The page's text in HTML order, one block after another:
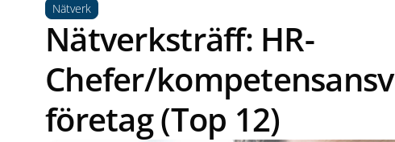
Nätverk
Nätverksträff: HR-
Chefer/
företag (Top 12)